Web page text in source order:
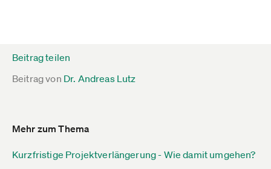
Beitrag teilen
Beitrag von Dr. Andreas Lutz
Mehr zum Thema
Kurzfristige Projektverlängerung - Wie damit umgehen?